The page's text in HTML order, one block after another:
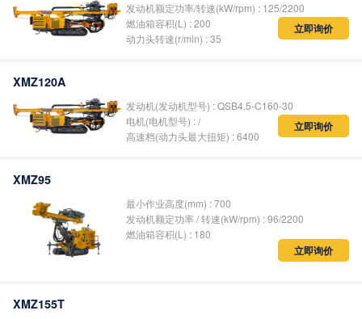
发动机额定功率/转速(kW/rpm) : 125/2200
燃油箱容积(L) : 200
动力头转速(r/min) : 35
立即询价
XMZ120A
发动机(发动机型号) : QSB4.5-C160-30
电机(电机型号) : /
高速档(动力头最大扭矩) : 6400
立即询价
XMZ95
最小作业高度(mm) : 700
发动机额定功率 / 转速(kW/rpm) : 96/2200
燃油箱容积(L) : 180
立即询价
XMZ155T